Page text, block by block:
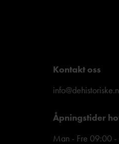
Kontakt oss
Åpningstider
Man - Fre 09:00